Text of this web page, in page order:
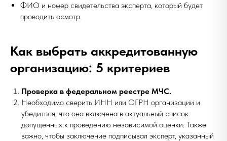
ФИО и номер свидетельства эксперта, который будет
проводить осмотр.
Как выбрать аккредитованную
организацию: 5 критериев
Проверка в федеральном реестре МЧС.
Необходимо сверить ИНН или ОГРН организации и
убедиться, что она включена в актуальный список
допущенных к проведению независимой оценки. Также
важно, чтобы заключение подписывал эксперт, указанный